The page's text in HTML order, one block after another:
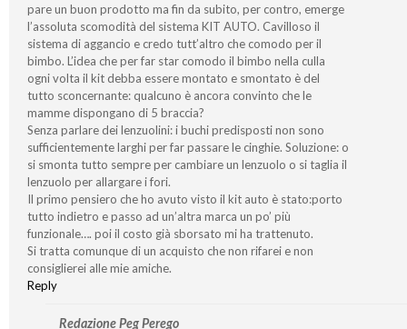
pare un buon prodotto ma fin da subito, per contro, emerge
l’assoluta scomodità del sistema KIT AUTO. Cavilloso il
sistema di aggancio e credo tutt’altro che comodo per il
bimbo. L’idea che per far star comodo il bimbo nella culla
ogni volta il kit debba essere montato e smontato è del
tutto sconcernante: qualcuno è ancora convinto che le
mamme dispongano di 5 braccia?
Senza parlare dei lenzuolini: i buchi predisposti non sono
sufficientemente larghi per far passare le cinghie. Soluzione: o
si smonta tutto sempre per cambiare un lenzuolo o si taglia il
lenzuolo per allargare i fori.
Il primo pensiero che ho avuto visto il kit auto è stato:porto
tutto indietro e passo ad un’altra marca un po’ più
funzionale…. poi il costo già sborsato mi ha trattenuto.
Si tratta comunque di un acquisto che non rifarei e non
consiglierei alle mie amiche.
Reply
Redazione Peg Perego